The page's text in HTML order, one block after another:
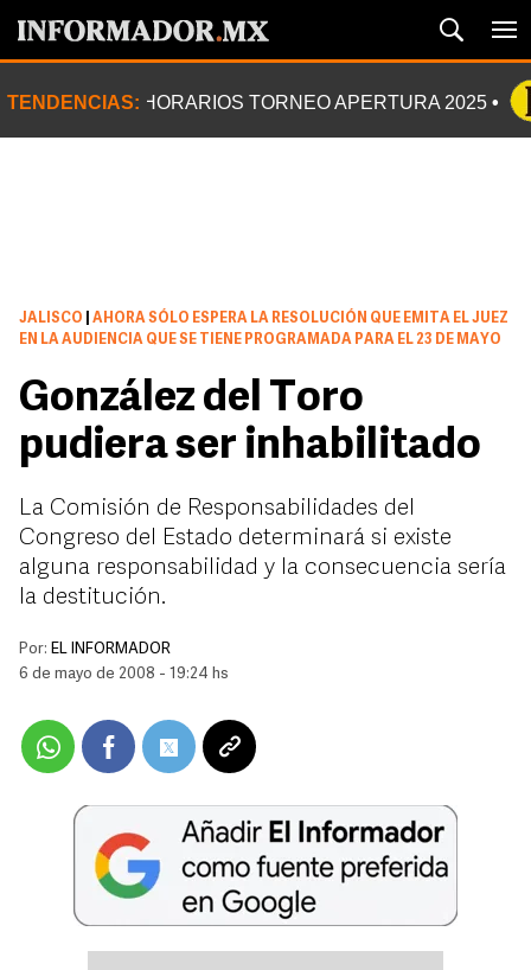
TENDENCIAS: HORARIOS TORNEO APERTURA 2025
JALISCO
AHORA SÓLO ESPERA LA RESOLUCIÓN QUE EMITA EL JUEZ
EN LA AUDIENCIA QUE SE TIENE PROGRAMADA PARA EL 23 DE MAYO
González del Toro
pudiera ser inhabilitado
La Comisión de Responsabilidades del
Congreso del Estado determinará si existe
alguna responsabilidad y la consecuencia sería
la destitución.
Por: EL INFORMADOR
6 de mayo de 2008 - 19:24 hs